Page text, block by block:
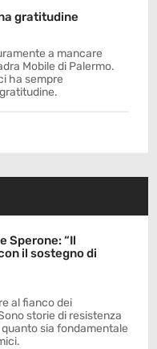
gratitudine
a mancare
Mobile di Palermo.
ha sempre
Sperone: “Il
il sostegno di
al fianco dei
storie di resistenza
sia fondamentale